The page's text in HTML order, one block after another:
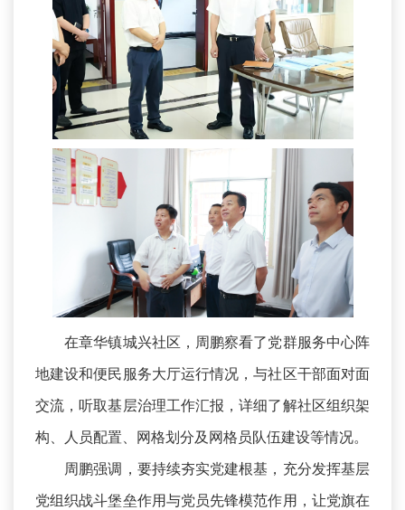
在章华镇城兴社区，周鹏察看了党群服务中心阵
地建设和便民服务大厅运行情况，与社区干部面对面
交流，听取基层治理工作汇报，详细了解社区组织架
构、人员配置、网格划分及网格员队伍建设等情况。
周鹏强调，要持续夯实党建根基，充分发挥基层
党组织战斗堡垒作用与党员先锋模范作用，让党旗在